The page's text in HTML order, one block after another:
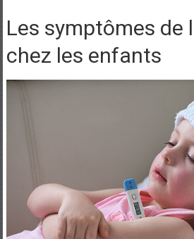
Les symptômes de
chez les enfants